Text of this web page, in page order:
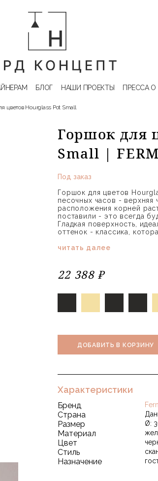
БЛОГ НАШИ ПРОЕКТЫ ПРЕССА О
цветов Hourglass Pot Small
Горшок для
Small |
Под заказ
Горшок для цветов
песочных часов - верхняя
расположения корней
поставили - это всегда
Гладкая поверхность,
оттенок - классика,
читать далее
22 388 ₽
ДОБАВИТЬ В КОРЗИНУ
Характеристики
Бренд
Страна
Размер Ø:
Материал
Цвет
Стиль
Назначение